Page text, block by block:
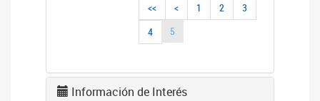
<< < 1 2
3
4
5
Información de Interés